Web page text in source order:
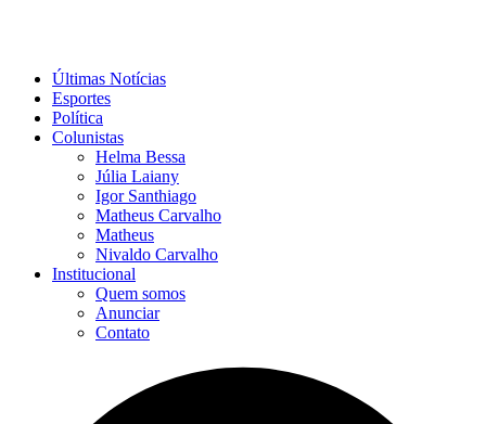
Últimas Notícias
Esportes
Política
Colunistas
Helma Bessa
Júlia Laiany
Igor Santhiago
Matheus Carvalho
Matheus
Nivaldo Carvalho
Institucional
Quem somos
Anunciar
Contato